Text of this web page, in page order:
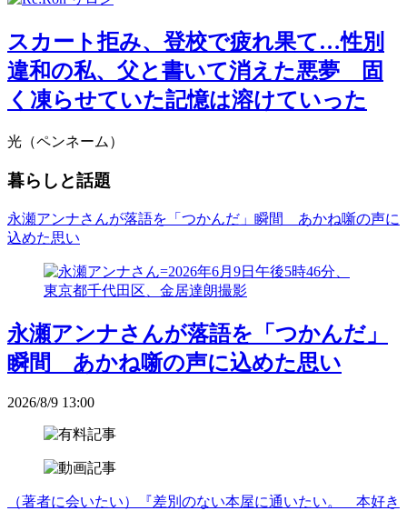
スカート拒み、登校で疲れ果て…性別
違和の私、父と書いて消えた悪夢 固
く凍らせていた記憶は溶けていった
光（ペンネーム）
暮らしと話題
永瀬アンナさんが落語を「つかんだ」瞬間 あかね噺の声に
込めた思い
永瀬アンナさんが落語を「つかんだ」
瞬間 あかね噺の声に込めた思い
2026/8/9 13:00
（著者に会いたい）『差別のない本屋に通いたい。 本好き